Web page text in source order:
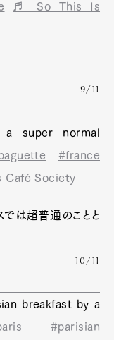
♬ So This Is
9/11
super normal
#france
Café Society
では超普通のことと
10/11
breakfast by a
#parisian